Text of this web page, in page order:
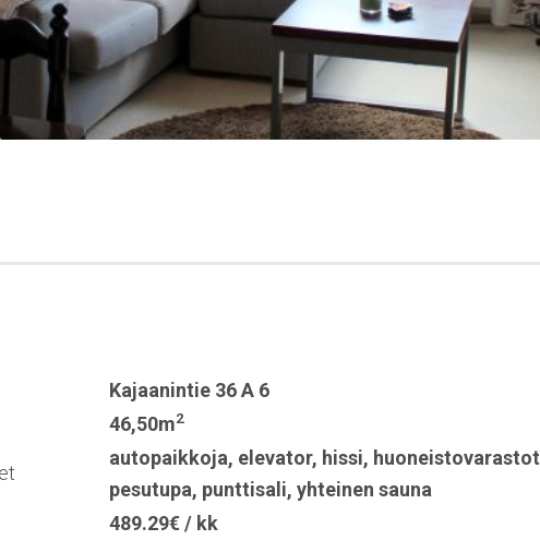
Kajaanintie 36 A 6
46,50m2
autopaikkoja, elevator, hissi, huoneistovarastot
pesutupa, punttisali, yhteinen sauna
489.29€ / kk